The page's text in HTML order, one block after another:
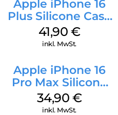
Apple iPhone 16
Plus Silicone Case
MagSafe Stone
Gray
41,90 €
inkl. MwSt.
Apple iPhone 16
Pro Max Silicone
Case MagSafe
Denim
34,90 €
inkl. MwSt.